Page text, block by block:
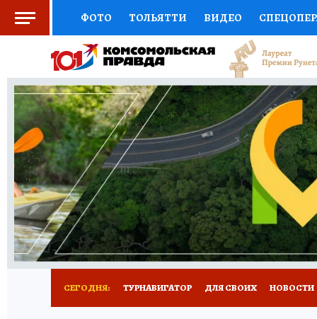
ФОТО ТОЛЬЯТТИ ВИДЕО
СОЦПОДДЕРЖКА НАУКА СПОРТ
ВЫБОР ЭКСПЕРТОВ ДОКТОР
КНИЖНАЯ ПОЛКА ПРОГНОЗЫ НА СПОРТ
ПРЕСС-ЦЕНТР НЕДВИЖИМОСТЬ
КОЛЛЕКЦИИ КП РЕКЛАМА ОБЪЯВЛЕНИЯ
СЕГОДНЯ: ТУРНАВИГАТОР ДЛЯ СВОИХ НОВОСТИ